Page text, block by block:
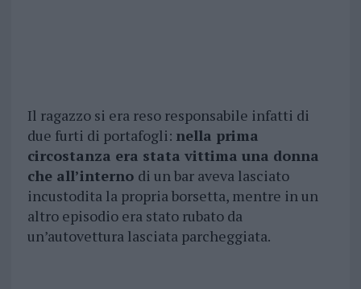
Il ragazzo si era reso responsabile infatti di
due furti di portafogli: nella prima
circostanza era stata vittima una donna
che all’interno di un bar aveva lasciato
incustodita la propria borsetta, mentre in un
altro episodio era stato rubato da
un’autovettura lasciata parcheggiata.